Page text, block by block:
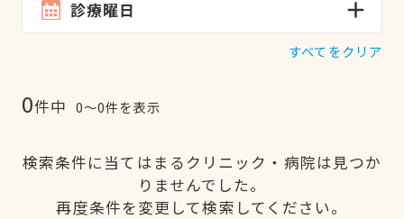
診療曜日
すべてをクリア
0件中 0〜0件を表示
検索条件に当てはまるクリニック・病院は見つか
りませんでした。
再度条件を変更して検索してください。